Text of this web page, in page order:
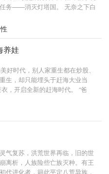
务——消灭灯塔国。 无奈之下白
养娃
好时代，别人家重生都在炒股、
生，却只能埋头于赶海大业当
，开启全新的赶海时代。 “爸
气复苏，洪荒世界再临，旧的世
离析，人族险些亡族灭种。有王
代进化者，籍此平定八荒异族，